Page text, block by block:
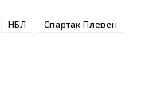
НБЛ Спартак Плевен